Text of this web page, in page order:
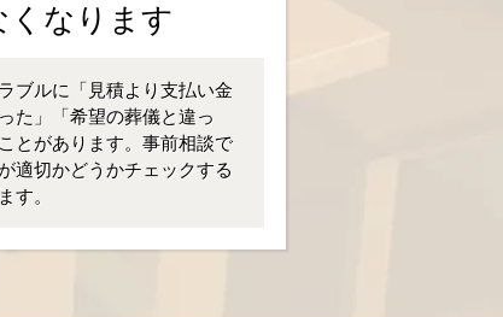
くなります
ブルに「見積より支払い金
た」「希望の葬儀と違っ
とがあります。事前相談で
適切かどうかチェックする
す。